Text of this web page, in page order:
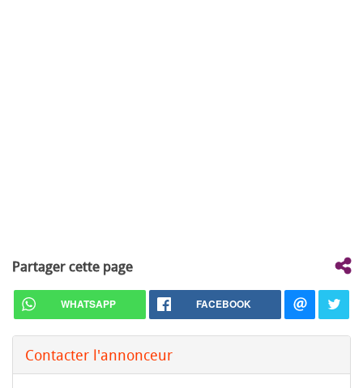
Partager cette page
WHATSAPP FACEBOOK
Contacter l'annonceur